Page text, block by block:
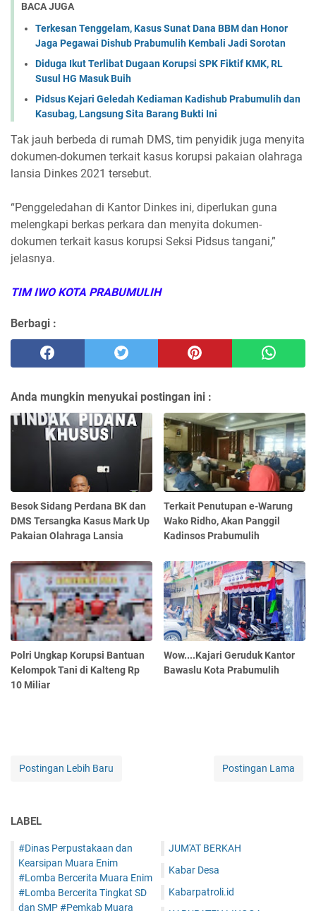
BACA JUGA
Terkesan Tenggelam, Kasus Sunat Dana BBM dan Honor
Jaga Pegawai Dishub Prabumulih Kembali Jadi Sorotan
Diduga Ikut Terlibat Dugaan Korupsi SPK Fiktif KMK, RL
Susul HG Masuk Buih
Pidsus Kejari Geledah Kediaman Kadishub Prabumulih dan
Kasubag, Langsung Sita Barang Bukti Ini
Tak jauh berbeda di rumah DMS, tim penyidik juga menyita
dokumen-dokumen terkait kasus korupsi pakaian olahraga
lansia Dinkes 2021 tersebut.
“Penggeledahan di Kantor Dinkes ini, diperlukan guna
melengkapi berkas perkara dan menyita dokumen-
dokumen terkait kasus korupsi Seksi Pidsus tangani,”
jelasnya.
TIM IWO KOTA PRABUMULIH
Berbagi :
Anda mungkin menyukai postingan ini :
Besok Sidang Perdana BK dan
DMS Tersangka Kasus Mark Up
Pakaian Olahraga Lansia
Terkait Penutupan e-Warung
Wako Ridho, Akan Panggil
Kadinsos Prabumulih
Polri Ungkap Korupsi Bantuan
Kelompok Tani di Kalteng Rp
10 Miliar
Wow....Kajari Geruduk Kantor
Bawaslu Kota Prabumulih
Postingan Lebih Baru Postingan Lama
LABEL
#Dinas Perpustakaan dan
Kearsipan Muara Enim
#Lomba Bercerita Muara Enim
#Lomba Bercerita Tingkat SD
dan SMP #Pemkab Muara
JUM'AT BERKAH
Kabar Desa
Kabarpatroli.id